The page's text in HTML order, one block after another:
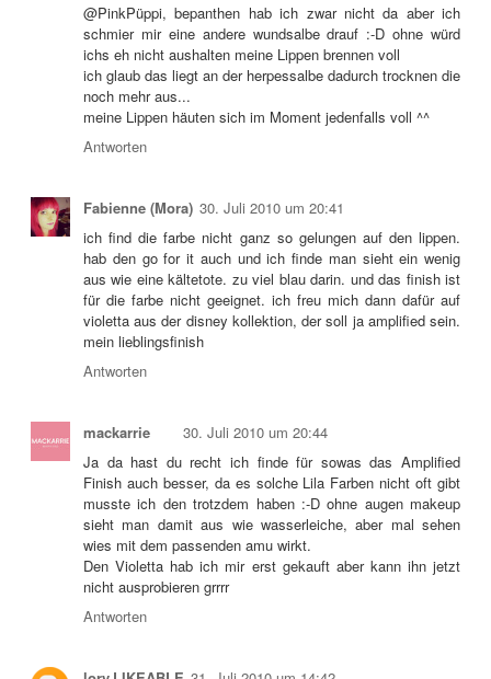
@PinkPüppi, bepanthen hab ich zwar nicht da aber ich
schmier mir eine andere wundsalbe drauf :-D ohne würd
ichs eh nicht aushalten meine Lippen brennen voll
ich glaub das liegt an der herpessalbe dadurch trocknen die
noch mehr aus...
meine Lippen häuten sich im Moment jedenfalls voll ^^
Antworten
Fabienne (Mora) 30. Juli 2010 um 20:41
ich find die farbe nicht ganz so gelungen auf den lippen.
hab den go for it auch und ich finde man sieht ein wenig
aus wie eine kältetote. zu viel blau darin. und das finish ist
für die farbe nicht geeignet. ich freu mich dann dafür auf
violetta aus der disney kollektion, der soll ja amplified sein.
mein lieblingsfinish
Antworten
mackarrie
30. Juli 2010 um 20:44
Ja da hast du recht ich finde für sowas das Amplified
Finish auch besser, da es solche Lila Farben nicht oft gibt
musste ich den trotzdem haben :-D ohne augen makeup
sieht man damit aus wie wasserleiche, aber mal sehen
wies mit dem passenden amu wirkt.
Den Violetta hab ich mir erst gekauft aber kann ihn jetzt
nicht ausprobieren grrrr
Antworten